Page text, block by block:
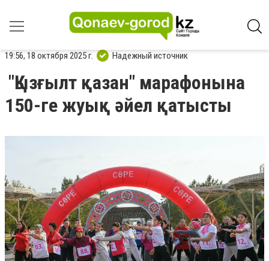
19:56, 18 октября 2025 г. Надежный источник
"Қызғылт қазан" марафонына
150-ге жуық әйел қатысты